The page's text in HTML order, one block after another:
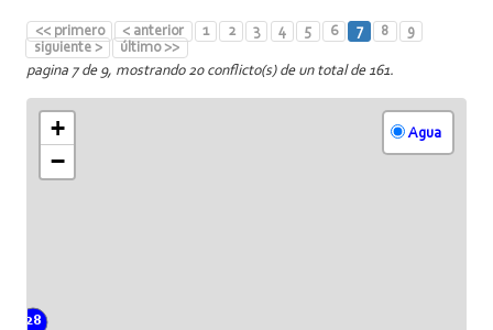
<< primero < anterior 1 2 3 4 5 6 7 8
9
siguiente >
último >>
pagina 7 de 9, mostrando 20 conflicto(s) de un total de 161.
28
+
−
Agua